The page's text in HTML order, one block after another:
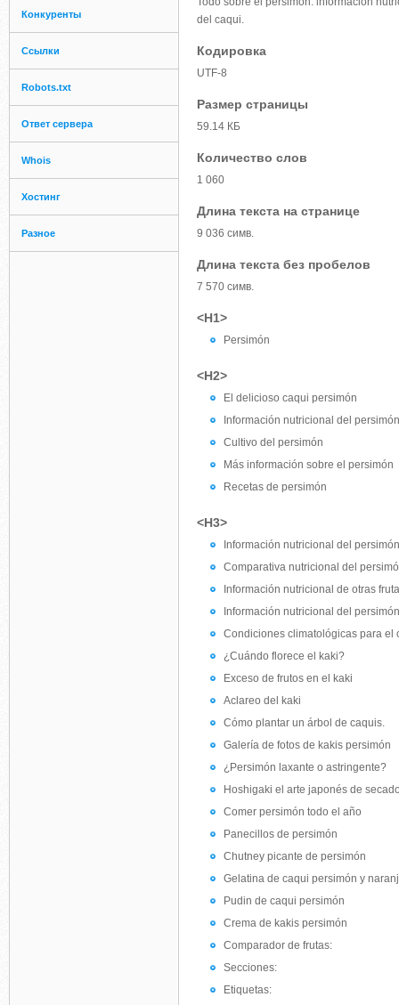
Конкуренты
Ссылки
Robots.txt
Ответ сервера
Whois
Хостинг
Разное
del caqui.
Кодировка
UTF-8
Размер страницы
59.14 КБ
Количество слов
1 060
Длина текста на странице
9 036 симв.
Длина текста без пробелов
7 570 симв.
<H1>
Persimón
<H2>
El delicioso caqui persimón
Información nutricional del persimón
Cultivo del persimón
Más información sobre el persimón
Recetas de persimón
<H3>
Información nutricional del persimón
Comparativa nutricional del
Información nutricional de otras
Información nutricional del
Condiciones climatológicas para el
¿Cuándo florece el kaki?
Exceso de frutos en el kaki
Aclareo del kaki
Cómo plantar un árbol de caquis.
Galería de fotos de kakis persimón
¿Persimón laxante o astringente?
Hoshigaki el arte japonés de
Comer persimón todo el año
Panecillos de persimón
Chutney picante de persimón
Gelatina de caqui persimón y
Pudin de caqui persimón
Crema de kakis persimón
Comparador de frutas:
Secciones:
Etiquetas: